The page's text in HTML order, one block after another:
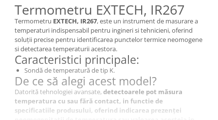
Termometru EXTECH, IR267
Termometru EXTECH, IR267, este un instrument de masurare a
temperaturi indispensabil pentru ingineri si tehnicieni, oferind
soluții precise pentru identificarea punctelor termice neomogene
si detectarea temperaturii acestora.
Caracteristici principale:
Sondă de temperatură de tip K.
De ce să alegi acest model?
Datorită tehnologiei avansate, detectoarele pot măsura
temperatura cu sau fără contact, in functie de
specificatiile produsului, oferind indicarea prezenței